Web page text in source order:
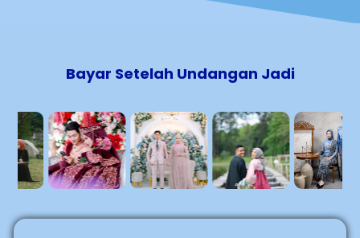
Bayar Setelah Undangan Jadi